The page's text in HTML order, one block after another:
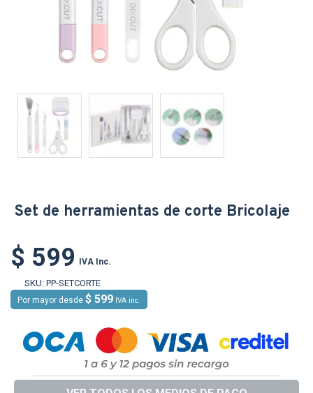
Set de herramientas de corte Bricolaje
$ 599 IVA Inc.
SKU: PP-SETCORTE
Por mayor desde $ 599 IVA inc.